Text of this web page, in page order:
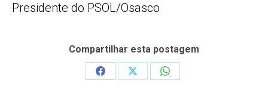
Presidente do PSOL/Osasco
Compartilhar esta postagem
Share
Share
Share